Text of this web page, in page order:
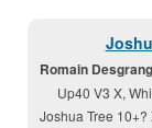
Romain
Up40 V3 X,
Joshua Tree